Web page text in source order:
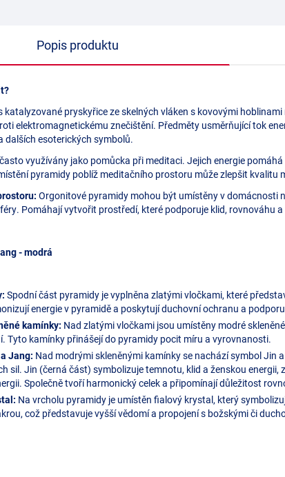
Popis produktu
katalyzované pryskyřice ze skelných vláken s kovovými
elektromagnetickému znečištění. Předměty usměrňující tok
dalších esoterických symbolů.
využívány jako pomůcka při meditaci. Jejich energie
pyramidy poblíž meditačního prostoru může zlepšit kvalitu
Orgonitové pyramidy mohou být umístěny v domácnosti
Pomáhají vytvořit prostředí, které podporuje klid, rovnováhu
- modrá
Spodní část pyramidy je vyplněna zlatými vločkami, které
energie v pyramidě a poskytují duchovní ochranu a
kamínky: Nad zlatými vločkami jsou umístěny modré
Tyto kamínky přinášejí do pyramidy pocit míru a vyrovnanosti.
Jang: Nad modrými skleněnými kamínky se nachází symbol
sil. Jin (černá část) symbolizuje temnotu, klid a ženskou
Společně tvoří harmonický celek a připomínají důležitost
Na vrcholu pyramidy je umístěn fialový krystal, který
což představuje vyšší vědomí a propojení s božskými či